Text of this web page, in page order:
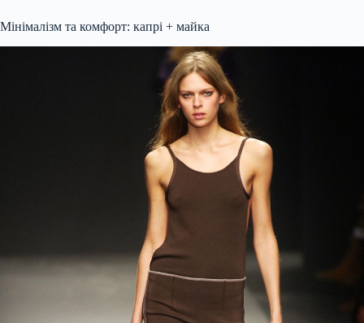
Мінімалізм та комфорт: капрі + майка